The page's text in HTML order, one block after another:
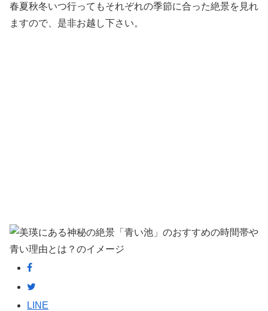
春夏秋冬いつ行ってもそれぞれの季節に合った絶景を見れ
ますので、是非お越し下さい。
LINE